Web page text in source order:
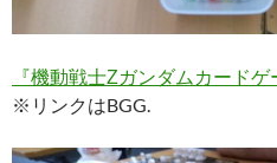
『機動戦士Ζガンダムカードゲ
※リンクはBGG.